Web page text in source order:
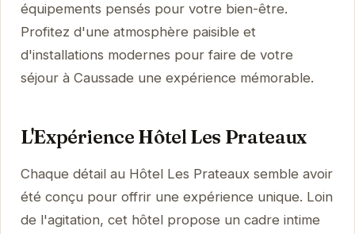
équipements pensés pour votre bien-être.
Profitez d'une atmosphère paisible et
d'installations modernes pour faire de votre
séjour à Caussade une expérience mémorable.
L'Expérience Hôtel Les Prateaux
Chaque détail au Hôtel Les Prateaux semble avoir
été conçu pour offrir une expérience unique. Loin
de l'agitation, cet hôtel propose un cadre intime